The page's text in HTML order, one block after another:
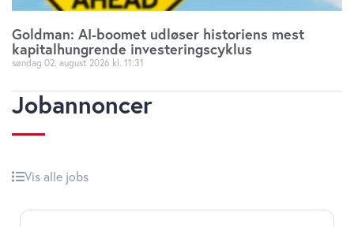
Goldman: AI-boomet udløser historiens mest
kapitalhungrende investeringscyklus
søndag 02. august 2026 11:31
Jobannoncer
Vis alle jobs